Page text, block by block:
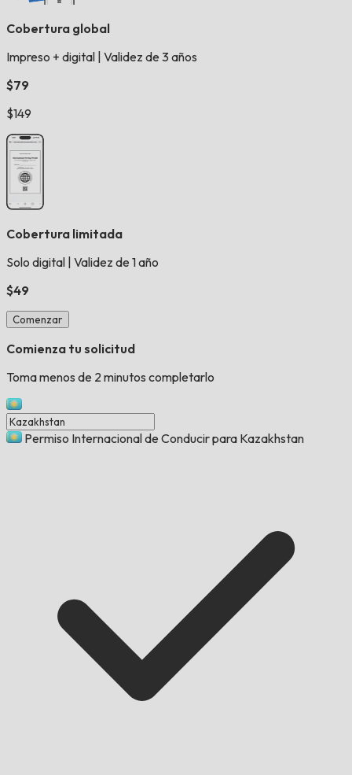
Cobertura global
Impreso + digital Validez de 3 años
$79
$149
Cobertura limitada
Solo digital Validez de 1 año
$49
Comenzar
Comienza tu solicitud
Toma menos de 2 minutos completarlo
Permiso Internacional de Conducir para Kazakhstan